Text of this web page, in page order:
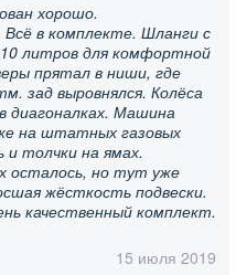
хорошо.
в комплекте. Шланги с
литров для комфортной
прятал в ниши, где
зад выровнялся. Колёса
диагоналках. Машина
на штатных газовых
толчки на ямах.
осталось, но тут уже
жёсткость подвески.
качественный комплект.
15 июля 2019